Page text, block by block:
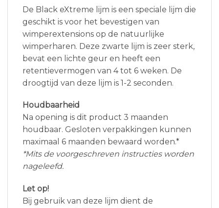
De Black eXtreme lijm is een speciale lijm die
geschikt is voor het bevestigen van
wimperextensions op de natuurlijke
wimperharen. Deze zwarte lijm is zeer sterk,
bevat een lichte geur en heeft een
retentievermogen van 4 tot 6 weken. De
droogtijd van deze lijm is 1-2 seconden.
Houdbaarheid
Na opening is dit product 3 maanden
houdbaar. Gesloten verpakkingen kunnen
maximaal 6 maanden bewaard worden.*
*Mits de voorgeschreven instructies worden
nageleefd.
Let op!
Bij gebruik van deze lijm dient de